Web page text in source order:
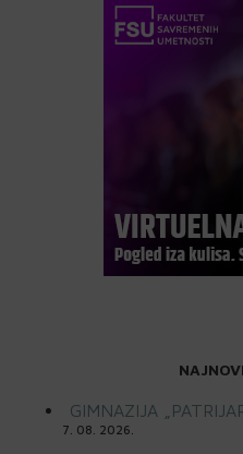
GIMNAZIJA
7. 08. 2026.